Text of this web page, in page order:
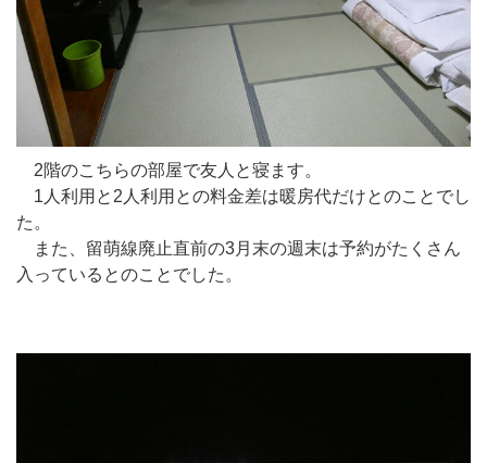
2階のこちらの部屋で友人と寝ます。
1人利用と2人利用との料金差は暖房代だけとのことでし
た。
また、留萌線廃止直前の3月末の週末は予約がたくさん
入っているとのことでした。